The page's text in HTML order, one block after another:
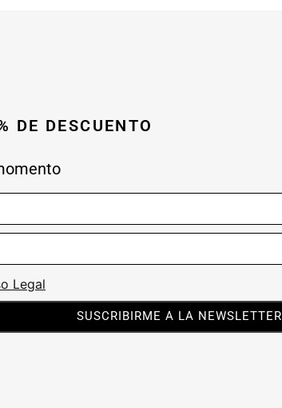
DE DESCUENTO
Legal
SUSCRIBIRME A LA NEWSLETTER